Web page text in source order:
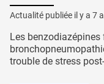
Actualité publiée il y a 7
Les
trouble de stress